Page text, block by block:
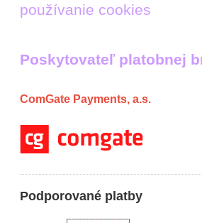
používanie cookies
Poskytovateľ platobnej
ComGate Payments, a.s.
Podporované platby